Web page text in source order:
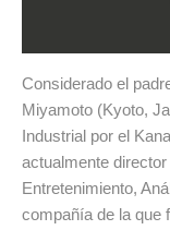
Considerado el
Miyamoto (Kyoto,
Industrial por el
actualmente
Entretenimiento,
compañía de la que